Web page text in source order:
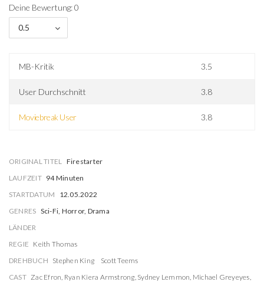
Deine Bewertung: 0
0.5
MB-Kritik 3.5
User Durchschnitt 3.8
Moviebreak User 3.8
ORIGINAL TITEL Firestarter
LAUFZEIT 94 Minuten
STARTDATUM
12.05.2022
GENRES Sci-Fi, Horror, Drama
LÄNDER
REGIE Keith Thomas
DREHBUCH Stephen King
Scott Teems
CAST Zac Efron, Ryan Kiera Armstrong, Sydney Lemmon, Michael Greyeyes,